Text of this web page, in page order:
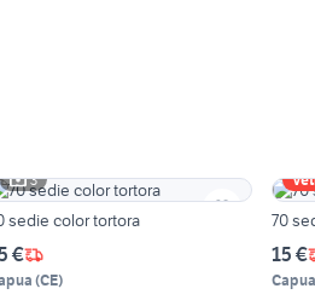
3
sedie color tortora
€
(CE)
70
15 €
Capua